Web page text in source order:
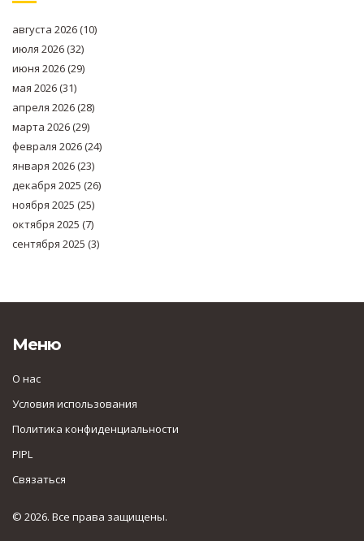
августа 2026(10)
июля 2026(32)
июня 2026(29)
мая 2026(31)
апреля 2026(28)
марта 2026(29)
февраля 2026(24)
января 2026(23)
декабря 2025 (26)
ноября 2025 (25)
октября 2025 (7)
сентября 2025 (3)
Меню
О нас
Условия использования
Политика конфиденциальности
PIPL
Связаться
© 2026. Все права защищены.